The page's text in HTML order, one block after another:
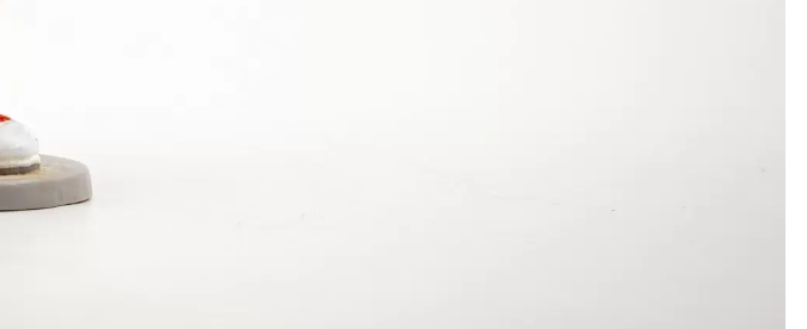
mit neuen persönlichen Bestleistungen überzeugen konnte, genauso
mit 23,15 Sekunden. Über die 300-Meter-Strecke stand Leonie Schubert,
sie stellten jedoch trotzdem persönliche Bestleistungen auf mit „viel
mit Saisonbestleistungen, und auch Luca Wowra sprang in Bönnigeim mit